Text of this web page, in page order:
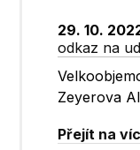
29. 10.
odkaz na
Zeyerova
Přejít na